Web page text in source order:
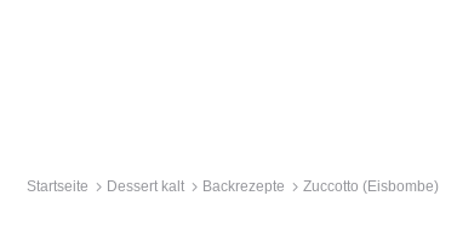
Startseite Dessert kalt Backrezepte Zuccotto (Eisbombe)